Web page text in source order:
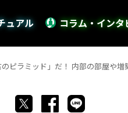
ュアル コラム・インタ
ピラミッド」だ！ 内部の部屋や